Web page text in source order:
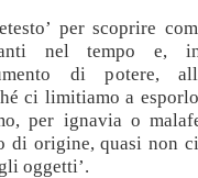
per scoprire
nel tempo e,
di potere,
ci limitiamo a
per ignavia o
di origine, quasi non
oggetti’.